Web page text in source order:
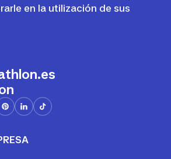
en la utilización de sus